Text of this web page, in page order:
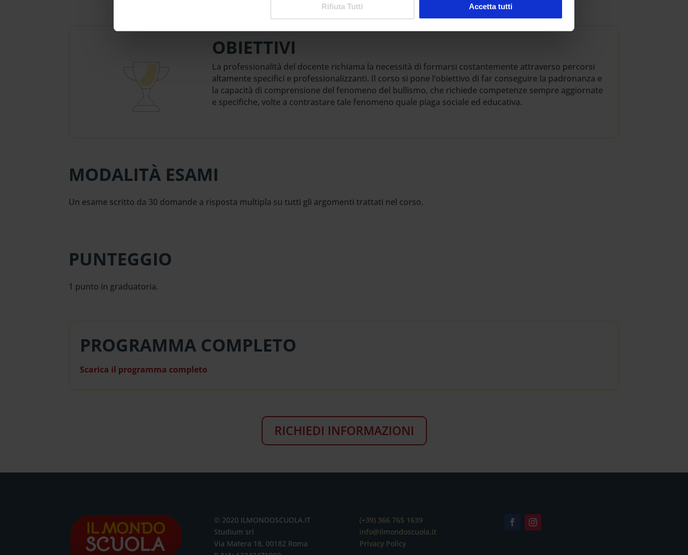
Rifiuta Tutti Accetta tutti
OBIETTIVI
La professionalità del docente richiama la necessità di formarsi costantemente attraverso percorsi
altamente specifici e professionalizzanti. Il corso si pone l’obiettivo di far conseguire la padronanza e
la capacità di comprensione del fenomeno del bullismo, che richiede competenze sempre aggiornate
e specifiche, volte a contrastare tale fenomeno quale piaga sociale ed educativa.
MODALITÀ ESAMI
Un esame scritto da 30 domande a risposta multipla su tutti gli argomenti trattati nel corso.
PUNTEGGIO
1 punto in graduatoria.
PROGRAMMA COMPLETO
Scarica il programma completo
RICHIEDI INFORMAZIONI
© 2020 ILMONDOSCUOLA.IT
Studium srl
Via Matera 18, 00182 Roma
(+39) 366 765 1639
info@ilmondoscuola.it
Privacy Policy